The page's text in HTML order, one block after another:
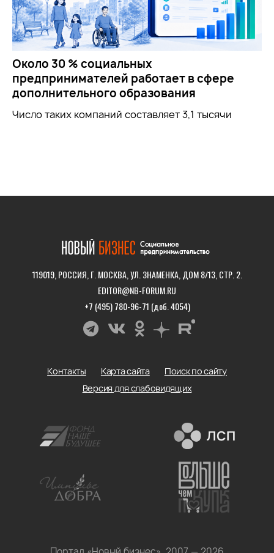
Около 30 % социальных
предпринимателей работает в сфере
дополнительного образования
Число таких компаний составляет 3,1 тысячи
119019, РОССИЯ, Г. МОСКВА, УЛ. ЗНАМЕНКА, ДОМ 8/13, СТР. 2.
EDITOR@NB-FORUM.RU
+7 (495) 780-96-71 (доб. 4054)
Контакты Карта сайта
Поиск по сайту
Версия для слабовидящих